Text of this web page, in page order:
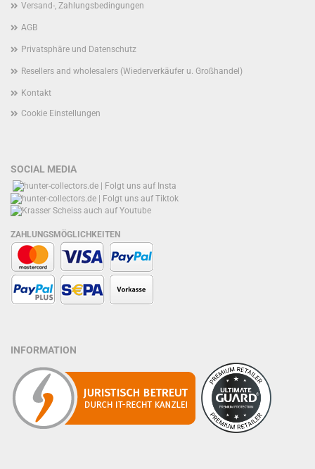
Versand-, Zahlungsbedingungen
AGB
Privatsphäre und Datenschutz
Resellers and wholesalers (Wiederverkäufer u. Großhandel)
Kontakt
Cookie Einstellungen
SOCIAL MEDIA
ZAHLUNGSMÖGLICHKEITEN
INFORMATION